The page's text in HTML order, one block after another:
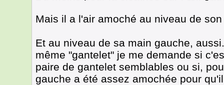
Mais il a l'air amoché au niveau de
Et au niveau de sa main gauche,
même "gantelet" je me demande si
paire de gantelet semblables ou si,
gauche a été assez amochée pour